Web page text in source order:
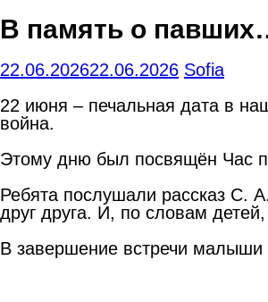
В память о
22.06.202622.06.2026 Sofia
22 июня – печальная дата в
война.
Этому дню был посвящён Час
Ребята послушали рассказ С.
друг друга. И, по словам
В завершение встречи малыши